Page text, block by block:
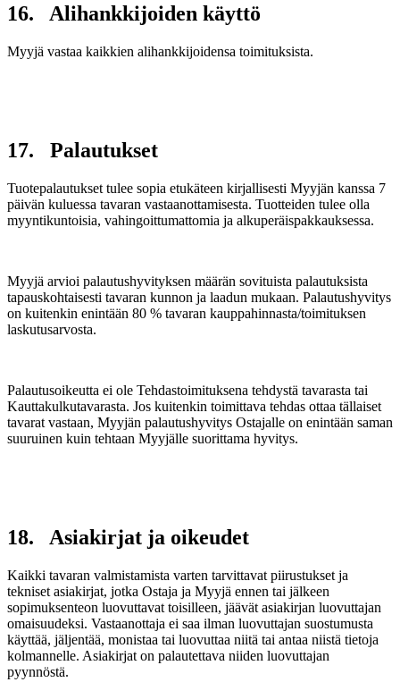
16. Alihankkijoiden käyttö
Myyjä vastaa kaikkien alihankkijoidensa toimituksista.
17. Palautukset
Tuotepalautukset tulee sopia etukäteen kirjallisesti Myyjän kanssa 7
päivän kuluessa tavaran vastaanottamisesta. Tuotteiden tulee olla
myyntikuntoisia, vahingoittumattomia ja alkuperäispakkauksessa.
Myyjä arvioi palautushyvityksen määrän sovituista palautuksista
tapauskohtaisesti tavaran kunnon ja laadun mukaan. Palautushyvitys
on kuitenkin enintään 80 % tavaran kauppahinnasta/toimituksen
laskutusarvosta.
Palautusoikeutta ei ole Tehdastoimituksena tehdystä tavarasta tai
Kauttakulkutavarasta. Jos kuitenkin toimittava tehdas ottaa tällaiset
tavarat vastaan, Myyjän palautushyvitys Ostajalle on enintään saman
suuruinen kuin tehtaan Myyjälle suorittama hyvitys.
18. Asiakirjat ja oikeudet
Kaikki tavaran valmistamista varten tarvittavat piirustukset ja
tekniset asiakirjat, jotka Ostaja ja Myyjä ennen tai jälkeen
sopimuksenteon luovuttavat toisilleen, jäävät asiakirjan luovuttajan
omaisuudeksi. Vastaanottaja ei saa ilman luovuttajan suostumusta
käyttää, jäljentää, monistaa tai luovuttaa niitä tai antaa niistä tietoja
kolmannelle. Asiakirjat on palautettava niiden luovuttajan
pyynnöstä.